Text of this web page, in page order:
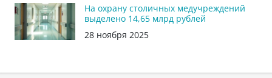
На охрану столичных медучреждений
выделено 14,65 млрд рублей
28 ноября 2025